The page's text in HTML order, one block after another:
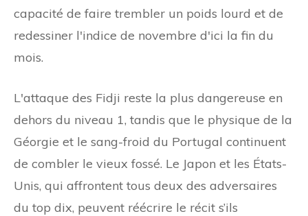
capacité de faire trembler un poids lourd et de
redessiner l'indice de novembre d'ici la fin du
mois.
L'attaque des Fidji reste la plus dangereuse en
dehors du niveau 1, tandis que le physique de la
Géorgie et le sang-froid du Portugal continuent
de combler le vieux fossé. Le Japon et les États-
Unis, qui affrontent tous deux des adversaires
du top dix, peuvent réécrire le récit s’ils